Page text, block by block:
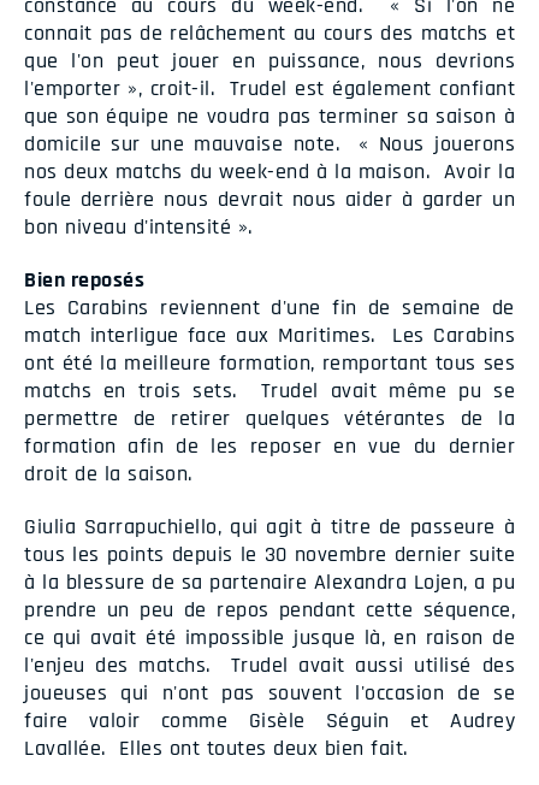
constance au cours du week-end. « Si l'on ne
connait pas de relâchement au cours des matchs et
que l'on peut jouer en puissance, nous devrions
l'emporter », croit-il. Trudel est également confiant
que son équipe ne voudra pas terminer sa saison à
domicile sur une mauvaise note. « Nous jouerons
nos deux matchs du week-end à la maison. Avoir la
foule derrière nous devrait nous aider à garder un
bon niveau d'intensité ».
Bien reposés
Les Carabins reviennent d'une fin de semaine de
match interligue face aux Maritimes. Les Carabins
ont été la meilleure formation, remportant tous ses
matchs en trois sets. Trudel avait même pu se
permettre de retirer quelques vétérantes de la
formation afin de les reposer en vue du dernier
droit de la saison.
Giulia Sarrapuchiello, qui agit à titre de passeure à
tous les points depuis le 30 novembre dernier suite
à la blessure de sa partenaire Alexandra Lojen, a pu
prendre un peu de repos pendant cette séquence,
ce qui avait été impossible jusque là, en raison de
l'enjeu des matchs. Trudel avait aussi utilisé des
joueuses qui n'ont pas souvent l'occasion de se
faire valoir comme Gisèle Séguin et Audrey
Lavallée. Elles ont toutes deux bien fait.